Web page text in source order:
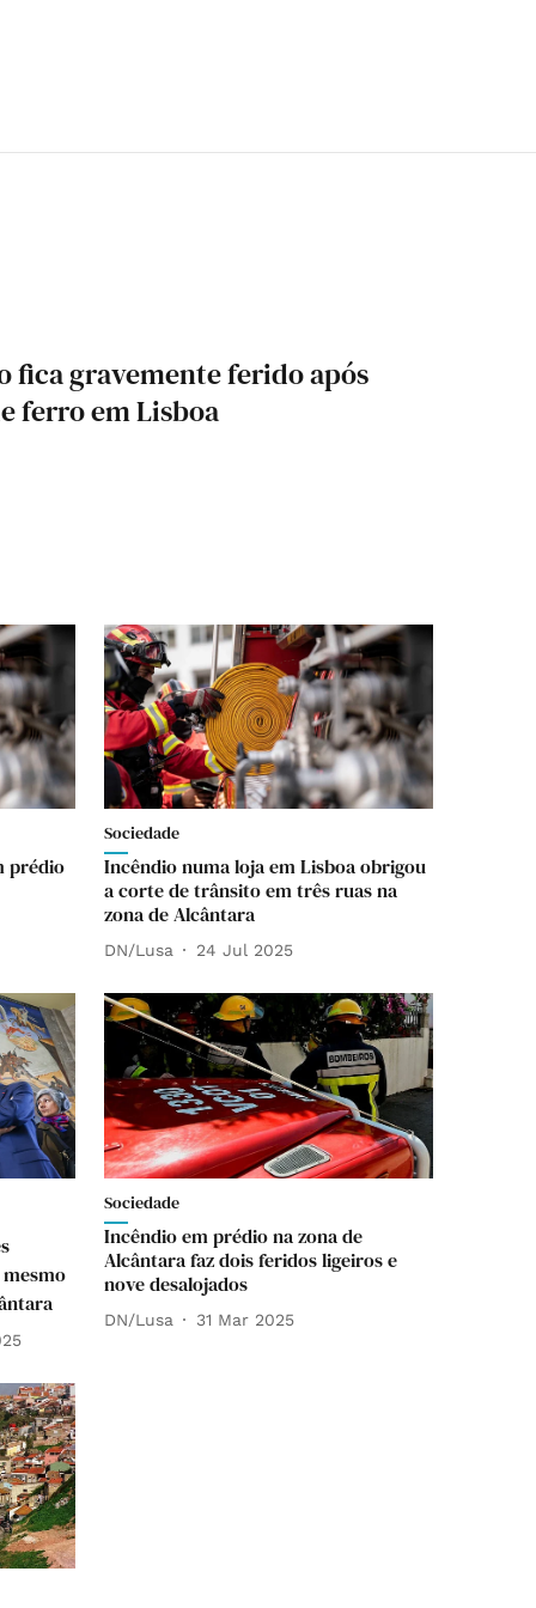
fica gravemente ferido após
ferro em Lisboa
prédio
Sociedade
Incêndio numa loja em Lisboa obrigou
a corte de trânsito em três ruas na
zona de Alcântara
DN/Lusa 24 Jul 2025
Sociedade
Incêndio em prédio na zona de
Alcântara faz dois feridos ligeiros e
nove desalojados
DN/Lusa 31 Mar 2025